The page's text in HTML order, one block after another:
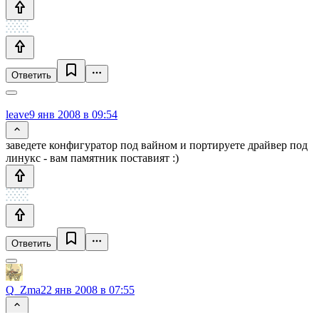
Ответить
leave9 янв 2008 в 09:54
заведете конфигуратор под вайном и портируете драйвер под
линукс - вам памятник поставият :)
Ответить
Q_Zma22 янв 2008 в 07:55